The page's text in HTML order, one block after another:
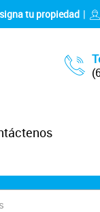
tu propiedad